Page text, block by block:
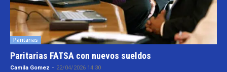
Paritarias
Paritarias FATSA con nuevos sueldos
Camila Gomez - 22/04/2026 14:30